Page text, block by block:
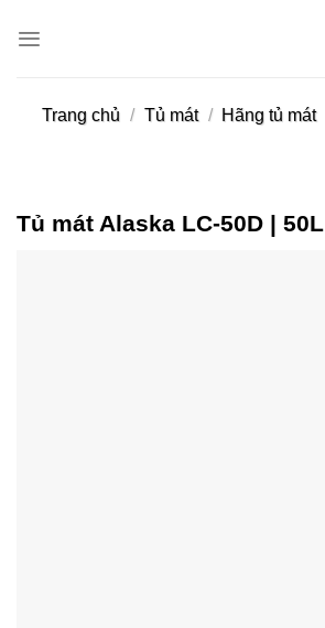
Trang chủ / Tủ mát / Hãng tủ mát
Tủ mát Alaska LC-50D | 50L